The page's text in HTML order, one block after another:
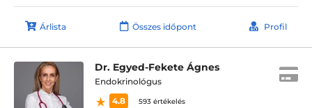
Árlista Összes időpont Profil
Dr. Egyed-Fekete Ágnes
Endokrinológus
4.8
593 értékelés